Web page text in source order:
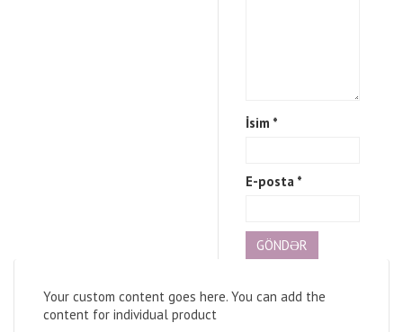
İsim *
E-posta *
Your custom content goes here. You can add the
content for individual product